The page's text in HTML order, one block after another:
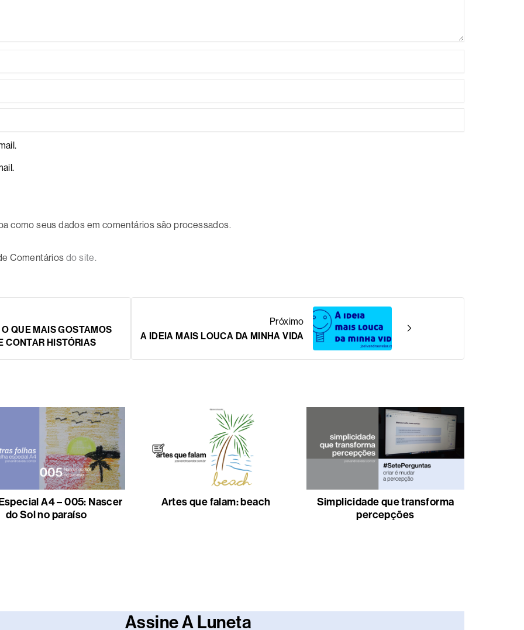
como seus dados em comentários são processados.
Comentários do site.
QUE MAIS GOSTAMOS
CONTAR HISTÓRIAS
Próximo
A IDEIA MAIS LOUCA DA MINHA VIDA
A4 – 005: Nascer
do Sol no paraíso
Artes que falam: beach
Simplicidade que transforma
percepções
Assine A Luneta